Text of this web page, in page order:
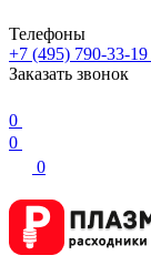
Телефоны
+7 (495) 790-33-19
Заказать звонок
0
0
0